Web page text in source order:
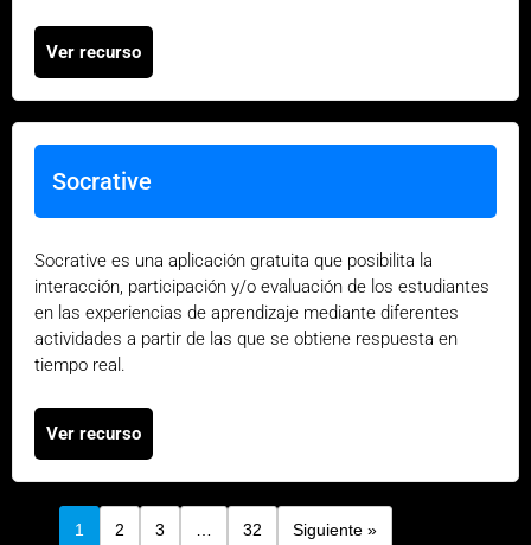
Ver recurso
Socrative
Socrative es una aplicación gratuita que posibilita la
interacción, participación y/o evaluación de los estudiantes
en las experiencias de aprendizaje mediante diferentes
actividades a partir de las que se obtiene respuesta en
tiempo real.
Ver recurso
1 2 3 32 Siguiente »